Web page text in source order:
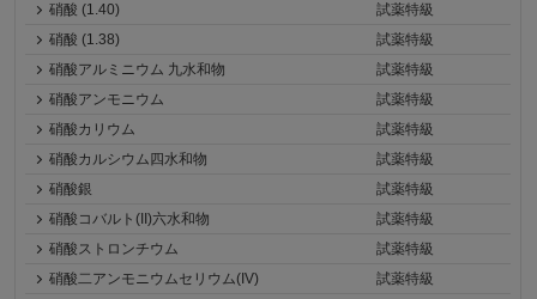
硝酸 (1.40)
試薬特級
硝酸 (1.38)
試薬特級
硝酸アルミニウム 九水和物
試薬特級
硝酸アンモニウム
試薬特級
硝酸カリウム
試薬特級
硝酸カルシウム四水和物
試薬特級
硝酸銀
試薬特級
硝酸コバルト(II)六水和物
試薬特級
硝酸ストロンチウム
試薬特級
硝酸二アンモニウムセリウム(IV)
試薬特級